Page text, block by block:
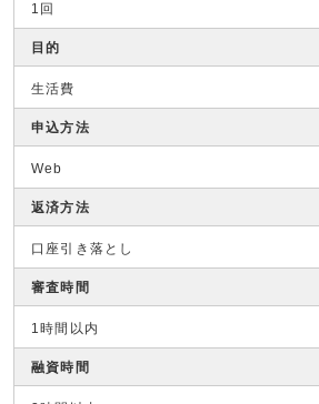
1回
目的
生活費
申込方法
Web
返済方法
口座引き落とし
審査時間
1時間以内
融資時間